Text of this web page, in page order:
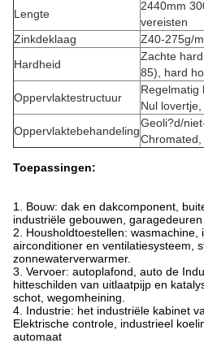
Lengte
2440mm
vereisten
Zinkdeklaag
Z40-275g/
Hardheid
Zachte
85), hard
Oppervlaktestructuur
Regelmatig
Nul
Oppervlaktebehandeling
Geoli?d/
Toepassingen:
1. Bouw: dak en dakcomponent,
industriële gebouwen,
2. Housholdtoestellen: wasmachine,
airconditioner en ventilatiesysteem,
zonnewaterverwarmer.
3. Vervoer: autoplafond, auto de
hitteschilden van uitlaatpijp en
schot, wegomheining.
4. Industrie: het industriële kabinet
Elektrische controle, industrieel
automaat